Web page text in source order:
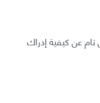
عن كيفية إدراك